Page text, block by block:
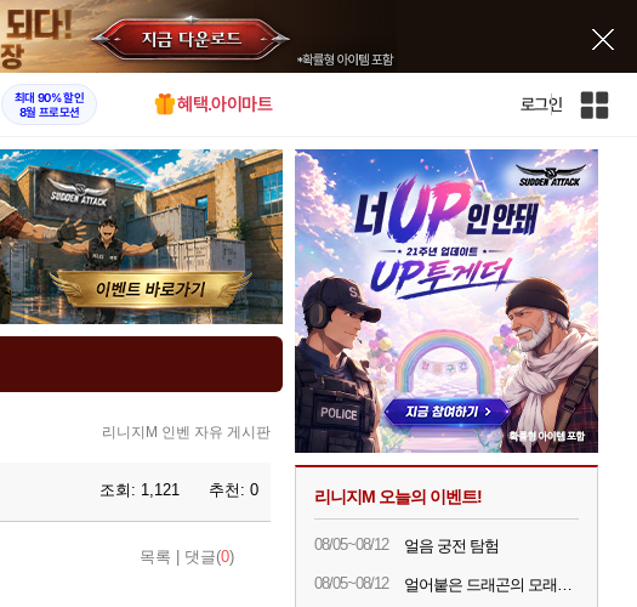
최대 90% 할인
8월 프로모션
혜택.아이마트 로그인
인
전
사
이
트
리니지M 인벤 자유 게시판
조회: 1,121 추천: 0
목록 댓글(0)
리니지M 오늘의 이벤트!
08/05~08/12 얼음 궁전 탐험
08/05~08/12 얼어붙은 드래곤의 모래시계